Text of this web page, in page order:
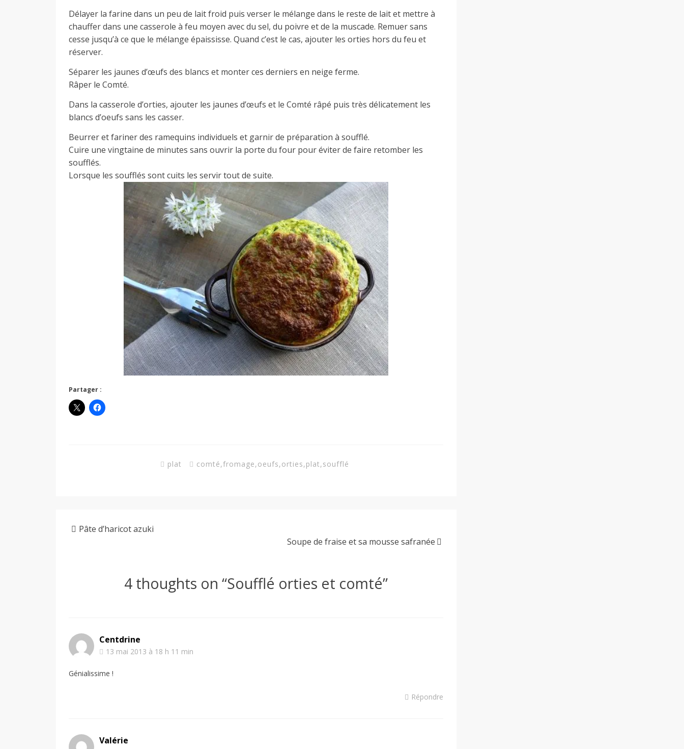
Délayer la farine dans un peu de lait froid puis verser le mélange dans le reste de lait et mettre à
chauffer dans une casserole à feu moyen avec du sel, du poivre et de la muscade. Remuer sans
cesse jusqu’à ce que le mélange épaississe. Quand c’est le cas, ajouter les orties hors du feu et
réserver.
Séparer les jaunes d’œufs des blancs et monter ces derniers en neige ferme.
Râper le Comté.
Dans la casserole d’orties, ajouter les jaunes d’œufs et le Comté râpé puis très délicatement les
blancs d’oeufs sans les casser.
Beurrer et fariner des ramequins individuels et garnir de préparation à soufflé.
Cuire une vingtaine de minutes sans ouvrir la porte du four pour éviter de faire retomber les
soufflés.
Lorsque les soufflés sont cuits les servir tout de suite.
Partager :
plat comté,fromage,oeufs,orties,plat,soufflé
Pâte d’haricot azuki
Soupe de fraise et sa mousse safranée
4 thoughts on “Soufflé orties et comté”
Centdrine
13 mai 2013 à 18 h 11 min
Génialissime !
Répondre
Valérie